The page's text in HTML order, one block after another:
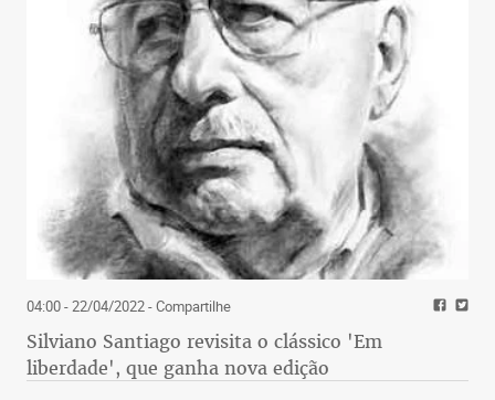
04:00 - 22/04/2022- Compartilhe
Silviano Santiago revisita o clássico 'Em
liberdade', que ganha nova edição